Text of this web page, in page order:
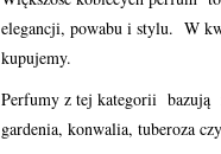
elegancji, powabu i stylu. W
kupujemy.
Perfumy z tej kategorii bazują
gardenia, konwalia, tuberoza